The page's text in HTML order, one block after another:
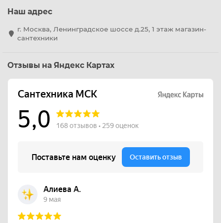
Наш адрес
г. Москва, Ленинградское шоссе д.25, 1 этаж магазин-
сантехники
Отзывы на Яндекс Картах